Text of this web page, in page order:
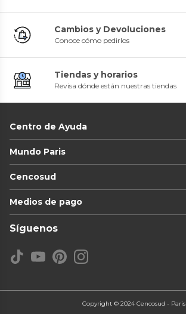
Cambios y Devoluciones
Conoce cómo pedirlos
Tiendas y horarios
Revisa dónde están nuestras tiendas
Centro de Ayuda
Mundo Paris
Cencosud
Medios de pago
Síguenos
Copyright © 2024 Cencosud - Paris